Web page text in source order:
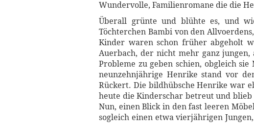
Wundervolle, Familienromane die die
Überall grünte und blühte es, und
Töchterchen Bambi von den
Kinder waren schon früher abgeholt
Auerbach, der nicht mehr ganz
Probleme zu geben schien, obgleich
neunzehnjährige Henrike stand vor
Rückert. Die bildhübsche Henrike war
heute die Kinderschar betreut und blieb
Nun, einen Blick in den fast leeren
sogleich einen etwa vierjährigen